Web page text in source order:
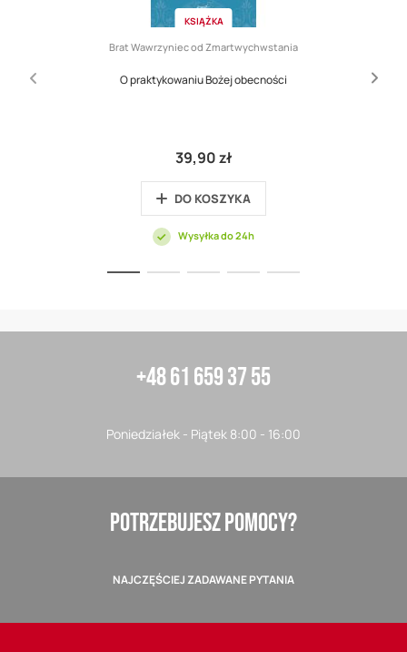
KSIĄŻKA
Brat Wawrzyniec od Zmartwychwstania
O praktykowaniu Bożej obecności
39,90 zł
DO KOSZYKA
Wysyłka do 24h
+48 61 659 37 55
Poniedziałek - Piątek 8:00 - 16:00
POTRZEBUJESZ POMOCY?
NAJCZĘŚCIEJ ZADAWANE PYTANIA